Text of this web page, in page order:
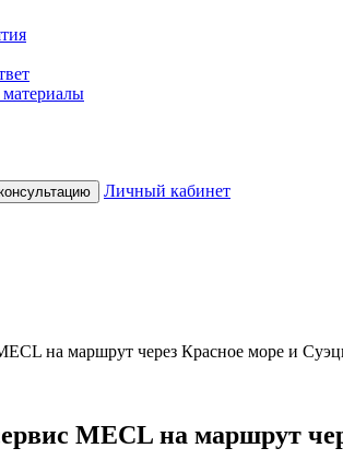
Личный кабинет
на маршрут через Красное море и
MECL на маршрут